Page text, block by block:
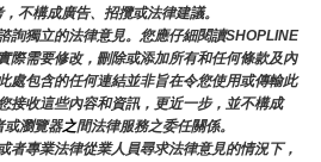
不構成廣告、招攬或法律建議。
詢獨立的法律意見。您應仔細閱讀SHOPLINE
際需要修改，刪除或添加所有和任何條款及內
處包含的任何連結並非旨在令您使用或傳輸此
接收這些內容和資訊，更近一步，並不構成
或瀏覽器之間法律服務之委任關係。
者專業法律從業人員尋求法律意見的情況下，